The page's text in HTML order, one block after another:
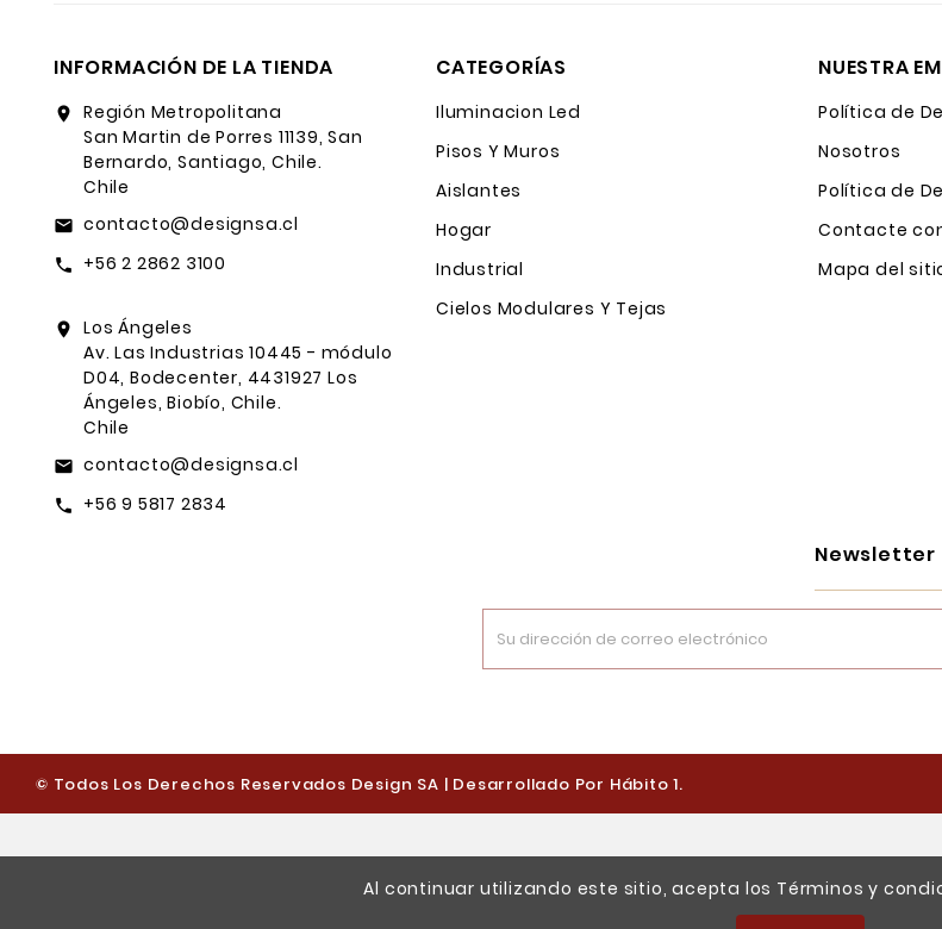
Al continuar utilizando este sitio, acepta los Términos y
INFORMACIÓN DE LA TIENDA
location_on
Región Metropolitana
San Martin de Porres 11139, San
Bernardo, Santiago, Chile.
Chile
email contacto@designsa.cl
call +56 2 2862 3100
location_on
Los Ángeles
Av. Las Industrias 10445 - módulo
D04, Bodecenter, 4431927 Los
Ángeles, Biobío, Chile.
Chile
email contacto@designsa.cl
call +56 9 5817 2834
CATEGORÍAS
Iluminacion Led
Pisos Y Muros
Aislantes
Hogar
Industrial
Cielos Modulares Y Tejas
NUESTRA
Política de
Nosotros
Política de
Contacte
Mapa del
Newsletter
© Todos Los Derechos Reservados Design SA | Desarrollado Por Hábito 1.